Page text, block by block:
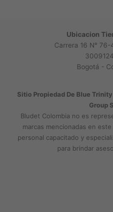
Ubicacion
Carrera 16 N°
Bogotá -
Sitio Propiedad De Blue
Group
Bludet Colombia no es
marcas mencionadas en
personal capacitado y
para brindar